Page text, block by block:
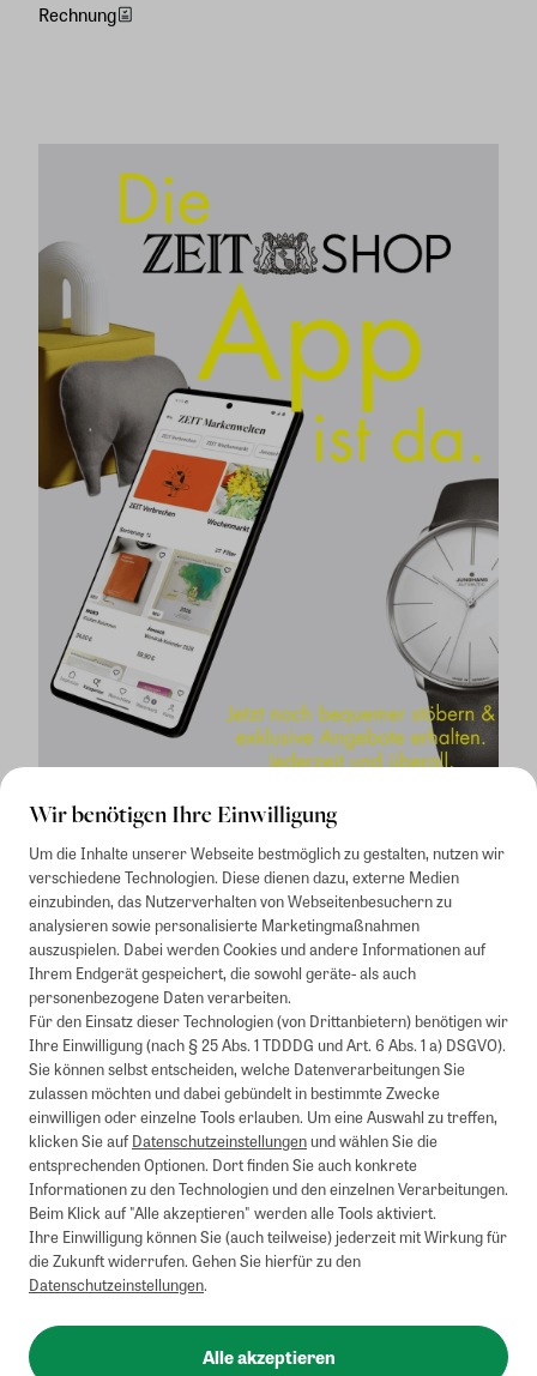
Wir benötigen Ihre Einwilligung
Um die Inhalte unserer Webseite bestmöglich zu gestalten, nutzen wir
verschiedene Technologien. Diese dienen dazu, externe Medien
einzubinden, das Nutzerverhalten von Webseitenbesuchern zu
analysieren sowie personalisierte Marketingmaßnahmen
auszuspielen. Dabei werden Cookies und andere Informationen auf
Ihrem Endgerät gespeichert, die sowohl geräte- als auch
personenbezogene Daten verarbeiten.
Für den Einsatz dieser Technologien (von Drittanbietern) benötigen wir
Ihre Einwilligung (nach § 25 Abs. 1 TDDDG und Art. 6 Abs. 1 a) DSGVO).
Sie können selbst entscheiden, welche Datenverarbeitungen Sie
zulassen möchten und dabei gebündelt in bestimmte Zwecke
einwilligen oder einzelne Tools erlauben. Um eine Auswahl zu treffen,
klicken Sie aufDatenschutzeinstellungenund wählen Sie die
entsprechenden Optionen. Dort finden Sie auch konkrete
Informationen zu den Technologien und den einzelnen Verarbeitungen.
Beim Klick auf "Alle akzeptieren" werden alle Tools aktiviert.
Ihre Einwilligung können Sie (auch teilweise) jederzeit mit Wirkung für
die Zukunft widerrufen. Gehen Sie hierfür zu den
Datenschutzeinstellungen.
Alle akzeptieren
Rechnung
Mindestbestellwert von 50€. Nicht anwendbar auf Produkte, die der
Buchpreisbindung unterliegen, ZEIT-Akademie, e-Books. Keine
Barauszahlung möglich. Nicht mit weiteren Gutscheinen/Rabatten
kombinierbar.
Briefsendungen sind vom kostenlosen Rückversand ausgeschlossen.
Weitere Informationen zu Rücksendungen finden Sie hier.
Alle Preise inkl. gesetzl. MwSt. zzgl. Versandkosten
AGB
Instagram Pinterest